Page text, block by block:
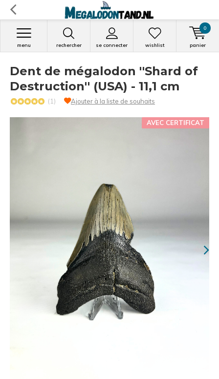
rechercher se connecter
menu wishlist panier
0
Dent de mégalodon ''Shard of
Destruction'' (USA) - 11,1 cm
(1) Ajouter à la liste de souhaits
AVEC CERTIFICAT